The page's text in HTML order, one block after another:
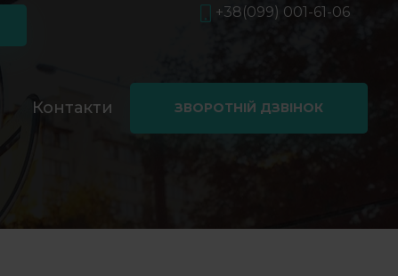
+38(099) 001-61-06
Контакти ЗВОРОТНІЙ ДЗВІНОК